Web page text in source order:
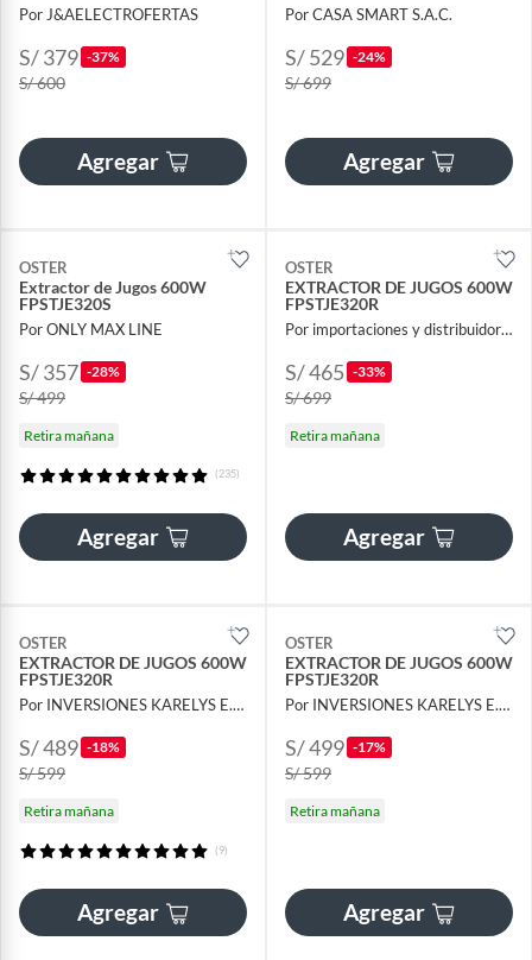
Por J&AELECTROFERTAS
S/ 379 -37%
S/ 600
Agregar
Por CASA SMART S.A.C.
S/ 529 -24%
S/ 699
Agregar
OSTER
Extractor de Jugos 600W
FPSTJE320S
Por ONLY MAX LINE
S/ 357 -28%
S/ 499
Retira mañana
(235)
Agregar
OSTER
EXTRACTOR DE JUGOS 600W
FPSTJE320R
Por importaciones y distribuidora A y F
S/ 465 -33%
S/ 699
Retira mañana
Agregar
OSTER
EXTRACTOR DE JUGOS 600W
FPSTJE320R
Por INVERSIONES KARELYS E.I.R.L
S/ 489 -18%
S/ 599
Retira mañana
(9)
Agregar
OSTER
EXTRACTOR DE JUGOS 600W
FPSTJE320R
Por INVERSIONES KARELYS E.I.R.L
S/ 499 -17%
S/ 599
Retira mañana
Agregar